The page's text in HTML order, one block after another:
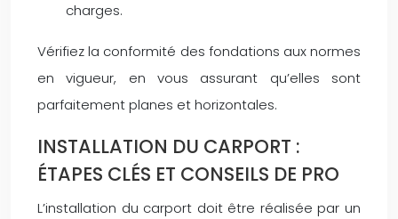
charges.
Vérifiez la conformité des fondations aux normes
en vigueur, en vous assurant qu’elles sont
parfaitement planes et horizontales.
INSTALLATION DU CARPORT :
ÉTAPES CLÉS ET CONSEILS DE PRO
L’installation du carport doit être réalisée par un